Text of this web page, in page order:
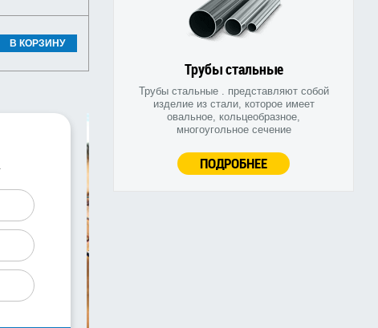
Трубы стальные
Трубы стальные . представляют собой
изделие из стали, которое имеет
овальное, кольцеобразное,
многоугольное сечение
ПОДРОБНЕЕ
В КОРЗИНУ